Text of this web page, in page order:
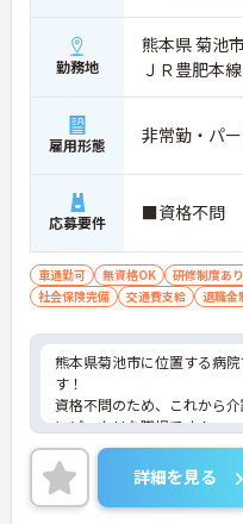
勤務地
熊本県 菊池
ＪＲ豊肥本
雇用形態 非常勤・パ
応募要件 ■資格不問
車通勤可 無資格OK 研修制度あり
社会保険完備
交通費支給 退職金
熊本県菊池市に位置する病
す！
資格不問のため、これから
にピッタリな職場です！
また、シフトの相談が可能
庭やプライベートとの両立
ご興味ある方は面接ポイン
お気軽にご連絡ください。
詳細を見る